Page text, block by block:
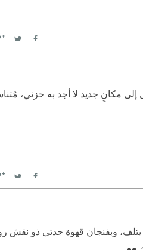
Facebook
مكانٍ جديد لا أجد به حزني،
Facebook
يتلف، وبفنجان قهوة جدتي ذو نقش